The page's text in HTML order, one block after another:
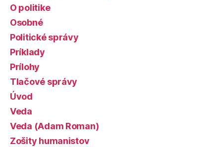
O politike
Osobné
Politické správy
Príklady
Prílohy
Tlačové správy
Úvod
Veda
Veda (Adam Roman)
Zošity humanistov